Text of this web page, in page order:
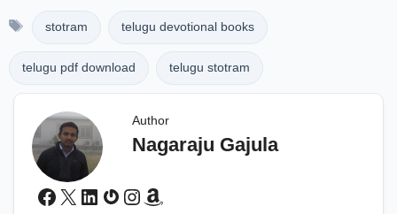
Tagsstotram telugu devotional books
telugu pdf download telugu stotram
Author
Nagaraju Gajula
Facebook
X LinkedIn
Gravatar
Instagram
Amazon